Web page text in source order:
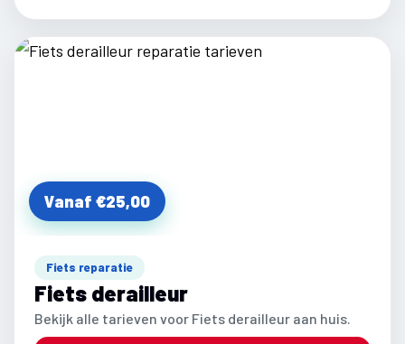
Vanaf €25,00
Fiets reparatie
Fiets derailleur
Bekijk alle tarieven voor Fiets derailleur aan huis.